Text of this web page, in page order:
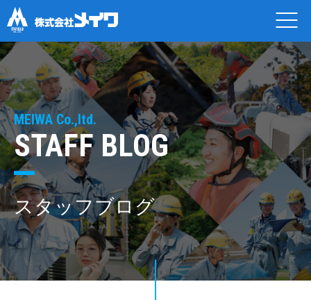
MEIWA Co.,ltd.
STAFF BLOG
スタッフブログ